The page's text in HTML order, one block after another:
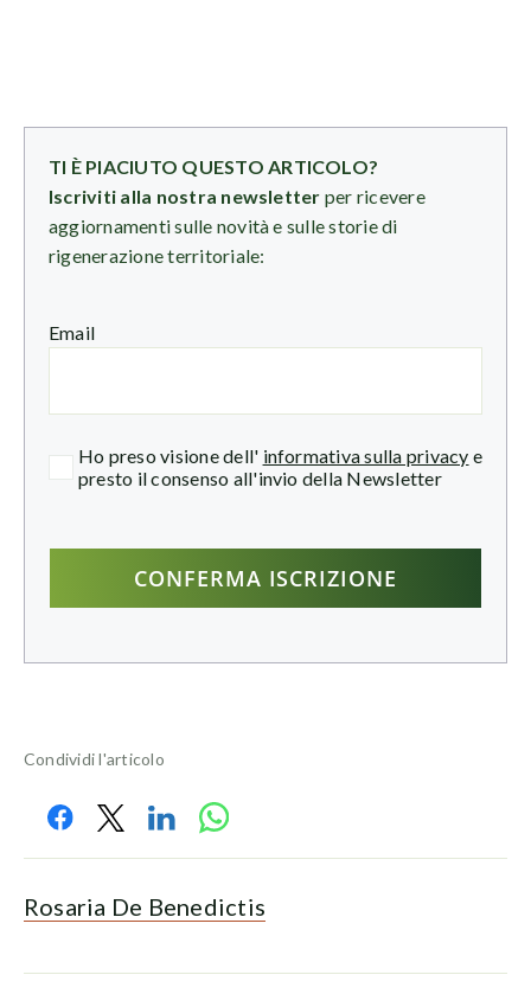
TI È PIACIUTO QUESTO ARTICOLO?
Iscriviti alla nostra newsletter per ricevere
aggiornamenti sulle novità e sulle storie di
rigenerazione territoriale:
Email
Ho preso visione dell' informativa sulla privacy e
presto il consenso all'invio della Newsletter
Condividi l'articolo
Rosaria De Benedictis